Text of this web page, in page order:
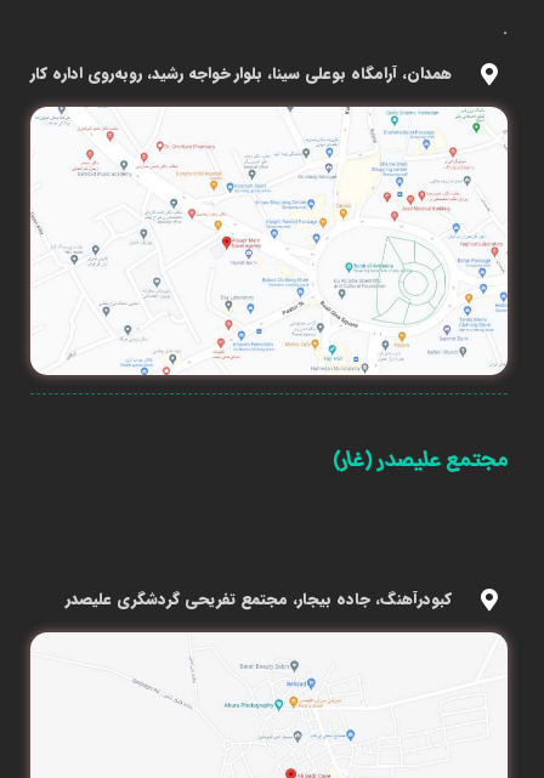
.
همدان، آرامگاه بوعلی سینا، بلوار خواجه رشید، روبه‌روی اداره کار
مجتمع علیصدر (غار)
کبودرآهنگ، جاده بیجار، مجتمع تفریحی گردشگری علیصدر